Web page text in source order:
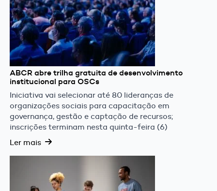
ABCR abre trilha gratuita de desenvolvimento
institucional para OSCs
Iniciativa vai selecionar até 80 lideranças de
organizações sociais para capacitação em
governança, gestão e captação de recursos;
inscrições terminam nesta quinta-feira (6)
Ler mais